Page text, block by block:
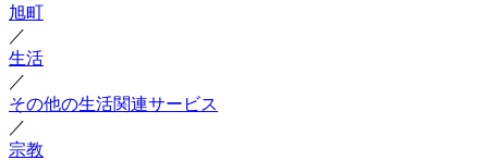
旭町
／
生活
／
その他の生活関連サービス
／
宗教